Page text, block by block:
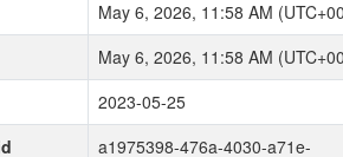
May 6, 2026, 11:58 AM
May 6, 2026, 11:58 AM
2023-05-25
a1975398-476a-4030-a71e-